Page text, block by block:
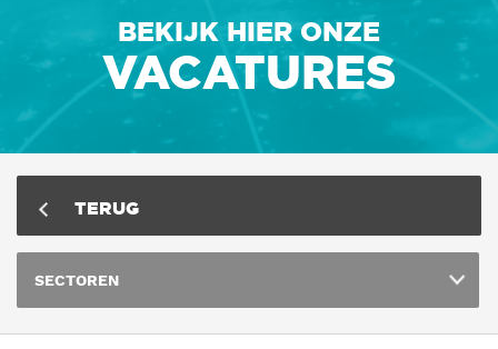
CONTACT
BEKIJK HIER ONZE
VACATURES
TERUG
SECTOREN